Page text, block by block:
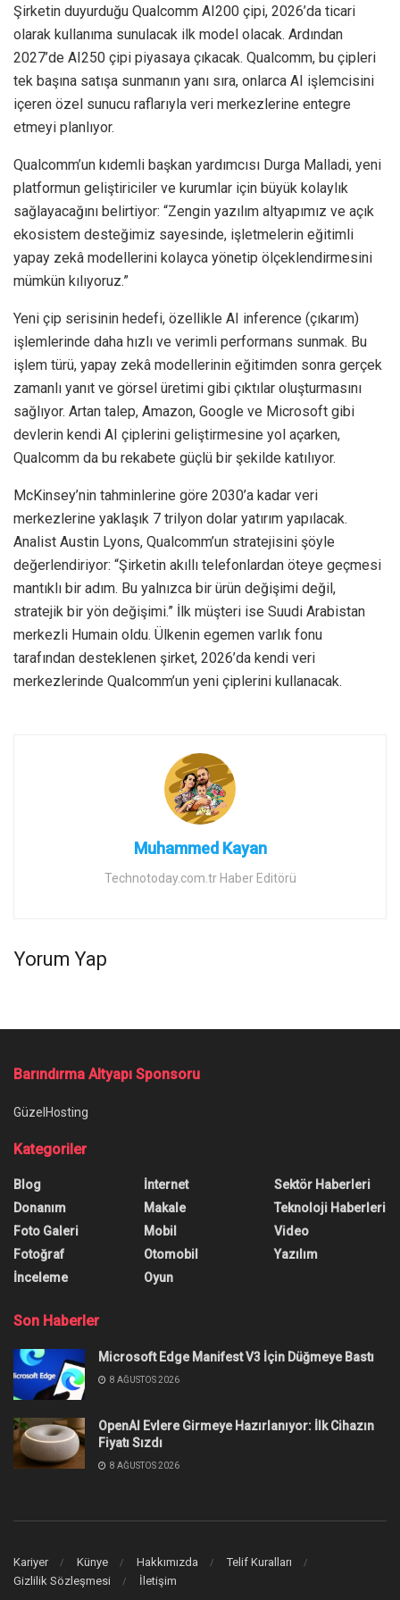
Şirketin duyurduğu Qualcomm AI200 çipi, 2026’da ticari
olarak kullanıma sunulacak ilk model olacak. Ardından
2027’de AI250 çipi piyasaya çıkacak. Qualcomm, bu çipleri
tek başına satışa sunmanın yanı sıra, onlarca AI işlemcisini
içeren özel sunucu raflarıyla veri merkezlerine entegre
etmeyi planlıyor.
Qualcomm’un kıdemli başkan yardımcısı Durga Malladi, yeni
platformun geliştiriciler ve kurumlar için büyük kolaylık
sağlayacağını belirtiyor: “Zengin yazılım altyapımız ve açık
ekosistem desteğimiz sayesinde, işletmelerin eğitimli
yapay zekâ modellerini kolayca yönetip ölçeklendirmesini
mümkün kılıyoruz.”
Yeni çip serisinin hedefi, özellikle AI inference (çıkarım)
işlemlerinde daha hızlı ve verimli performans sunmak. Bu
işlem türü, yapay zekâ modellerinin eğitimden sonra gerçek
zamanlı yanıt ve görsel üretimi gibi çıktılar oluşturmasını
sağlıyor. Artan talep, Amazon, Google ve Microsoft gibi
devlerin kendi AI çiplerini geliştirmesine yol açarken,
Qualcomm da bu rekabete güçlü bir şekilde katılıyor.
McKinsey’nin tahminlerine göre 2030’a kadar veri
merkezlerine yaklaşık 7 trilyon dolar yatırım yapılacak.
Analist Austin Lyons, Qualcomm’un stratejisini şöyle
değerlendiriyor: “Şirketin akıllı telefonlardan öteye geçmesi
mantıklı bir adım. Bu yalnızca bir ürün değişimi değil,
stratejik bir yön değişimi.” İlk müşteri ise Suudi Arabistan
merkezli Humain oldu. Ülkenin egemen varlık fonu
tarafından desteklenen şirket, 2026’da kendi veri
merkezlerinde Qualcomm’un yeni çiplerini kullanacak.
Muhammed Kayan
Technotoday.com.tr Haber Editörü
Yorum Yap
Barındırma Altyapı Sponsoru
GüzelHosting
Kategoriler
Blog
Donanım
Foto Galeri
Fotoğraf
İnceleme
İnternet
Makale
Mobil
Otomobil
Oyun
Sektör Haberleri
Teknoloji Haberleri
Video
Yazılım
Son Haberler
Microsoft Edge Manifest V3 İçin Düğmeye Bastı
8 AĞUSTOS 2026
OpenAI Evlere Girmeye Hazırlanıyor: İlk Cihazın
Fiyatı Sızdı
8 AĞUSTOS 2026
Kariyer Künye Hakkımızda
Telif Kuralları
Gizlilik Sözleşmesi
İletişim